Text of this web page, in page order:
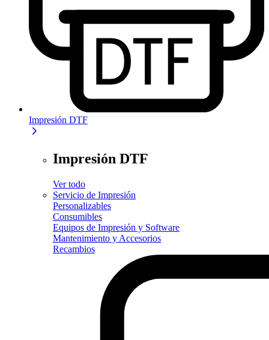
Impresión DTF
Impresión DTF
Ver todo
Servicio de Impresión
Personalizables
Consumibles
Equipos de Impresión y Software
Mantenimiento y Accesorios
Recambios